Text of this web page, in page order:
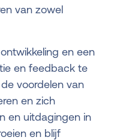
van zowel
en een
en feedback te
voordelen van
en zich
en uitdagingen in
en blijf